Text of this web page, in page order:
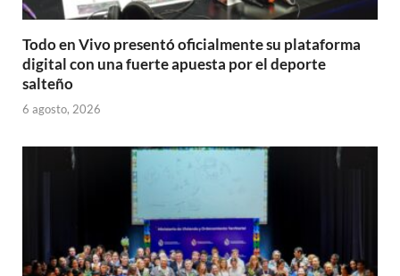
Todo en Vivo presentó oficialmente su plataforma
digital con una fuerte apuesta por el deporte
salteño
6 agosto, 2026